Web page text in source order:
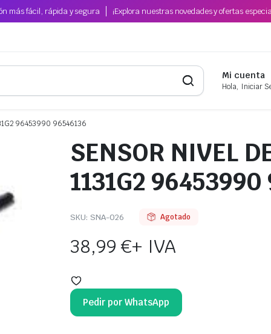
más fácil, rápida y segura ¡Explora nuestras novedades y ofertas
Mi cuenta
Hola, Iniciar
96453990 96546136
SENSOR NIVEL
1131G2
SKU: SNA-026 Agotado
38,99€+ IVA
Pedir por WhatsApp